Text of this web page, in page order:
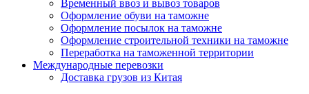
Временный ввоз и вывоз товаров
Оформление обуви на таможне
Оформление посылок на таможне
Оформление строительной техники на таможне
Переработка на таможенной территории
Международные перевозки
Доставка грузов из Китая